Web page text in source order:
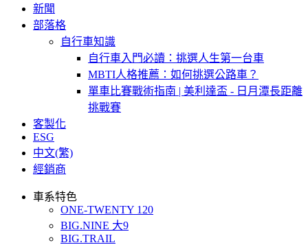
新聞
部落格
自行車知識
自行車入門必讀：挑選人生第一台車
MBTI人格推薦：如何挑選公路車？
單車比賽戰術指南 | 美利達盃 - 日月潭長距離
挑戰賽
客製化
ESG
中文(繁)
經銷商
車系特色
ONE-TWENTY 120
BIG.NINE 大9
BIG.TRAIL